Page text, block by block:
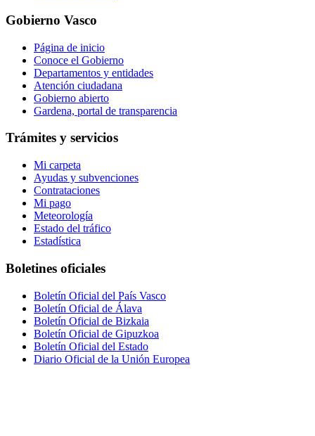
Gobierno Vasco
Página de inicio
Conoce el Gobierno
Departamentos y entidades
Atención ciudadana
Gobierno abierto
Gardena, portal de transparencia
Trámites y servicios
Mi carpeta
Ayudas y subvenciones
Contrataciones
Mi pago
Meteorología
Estado del tráfico
Estadística
Boletines oficiales
Boletín Oficial del País Vasco
Boletín Oficial de Álava
Boletín Oficial de Bizkaia
Boletín Oficial de Gipuzkoa
Boletín Oficial del Estado
Diario Oficial de la Unión Europea